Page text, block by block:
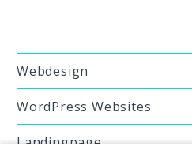
Webdesign
WordPress Websites
Landingpage